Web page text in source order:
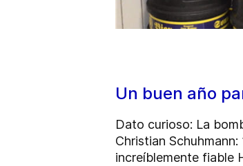
Un buen año
Dato curioso: La
Christian
increíblemente fiable